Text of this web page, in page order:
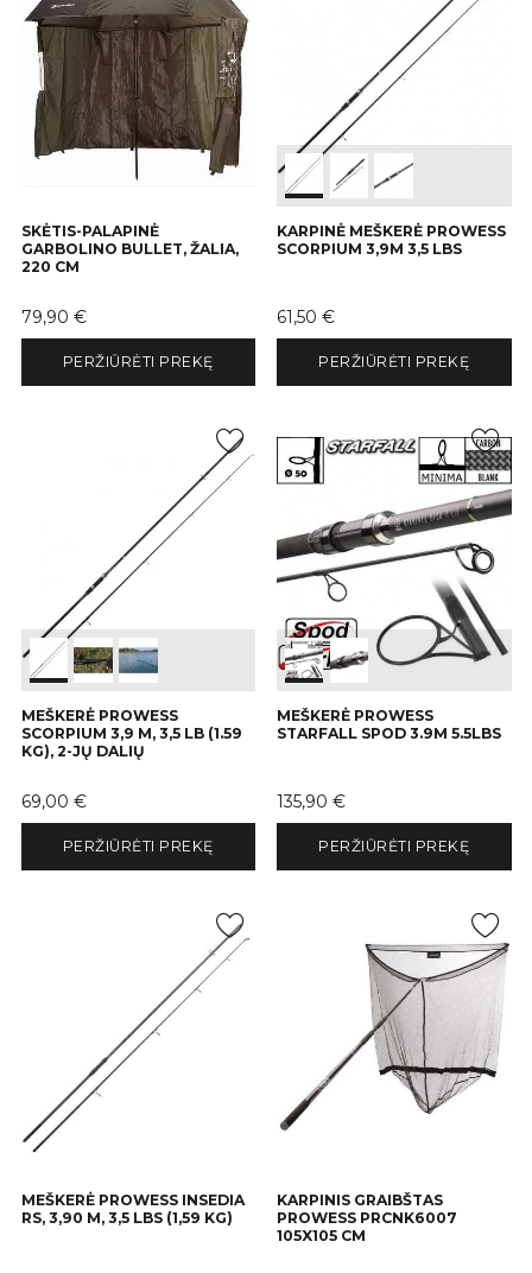
SKĖTIS-PALAPINĖ
GARBOLINO BULLET, ŽALIA,
220 CM
Kaina
79,90 €
PERŽIŪRĖTI PREKĘ
KARPINĖ MEŠKERĖ PROWESS
SCORPIUM 3,9M 3,5 LBS
Kaina
61,50 €
PERŽIŪRĖTI PREKĘ
MEŠKERĖ PROWESS
SCORPIUM 3,9 M, 3,5 LB (1.59
KG), 2-JŲ DALIŲ
Kaina
69,00 €
PERŽIŪRĖTI PREKĘ
MEŠKERĖ PROWESS
STARFALL SPOD 3.9M 5.5LBS
Kaina
135,90 €
PERŽIŪRĖTI PREKĘ
MEŠKERĖ PROWESS INSEDIA
RS, 3,90 M, 3,5 LBS (1,59 KG)
KARPINIS GRAIBŠTAS
PROWESS PRCNK6007
105X105 CM